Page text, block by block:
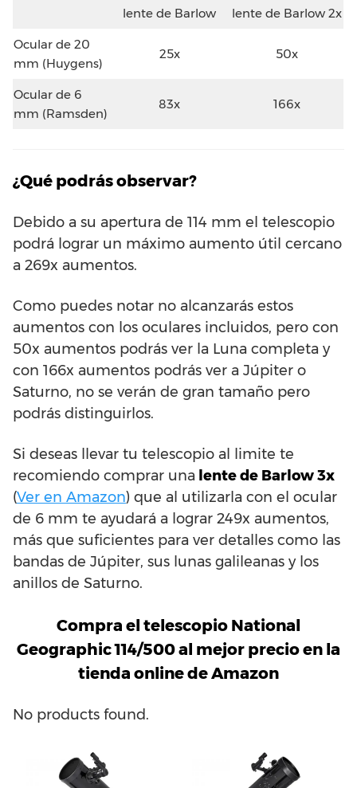
lente de Barlow
lente de Barlow 2x
Ocular de 20
mm (Huygens)
25x 50x
Ocular de 6
mm (Ramsden)
83x 166x
¿Qué podrás observar?
Debido a su apertura de 114 mm el telescopio
podrá lograr un máximo aumento útil cercano
a 269x aumentos.
Como puedes notar no alcanzarás estos
aumentos con los oculares incluidos, pero con
50x aumentos podrás ver la Luna completa y
con 166x aumentos podrás ver a Júpiter o
Saturno, no se verán de gran tamaño pero
podrás distinguirlos.
Si deseas llevar tu telescopio al limite te
recomiendo comprar una lente de Barlow 3x
(Ver en Amazon) que al utilizarla con el ocular
de 6 mm te ayudará a lograr 249x aumentos,
más que suficientes para ver detalles como las
bandas de Júpiter, sus lunas galileanas y los
anillos de Saturno.
Compra el telescopio National
Geographic 114/500 al mejor precio en la
tienda online de Amazon
No products found.